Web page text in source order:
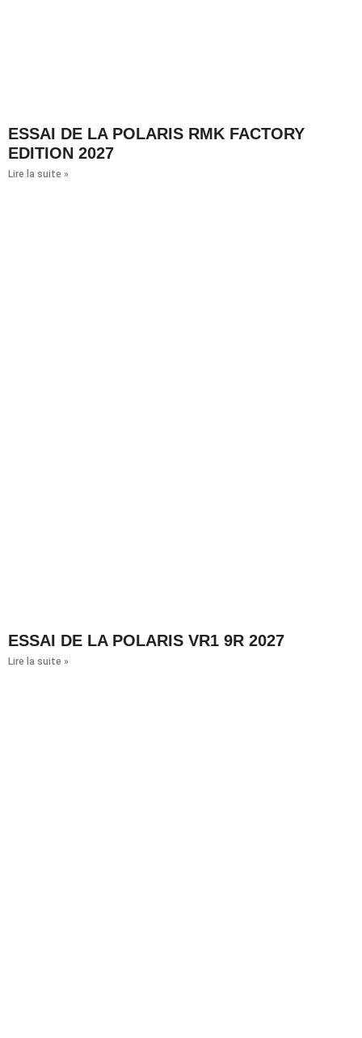
ESSAI DE LA POLARIS RMK FACTORY
EDITION 2027
Lire la suite »
ESSAI DE LA POLARIS VR1 9R 2027
Lire la suite »